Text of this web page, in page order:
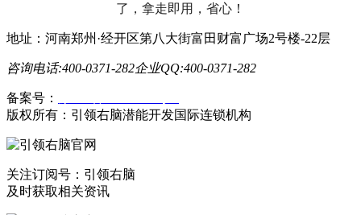
了，拿走即用，省心！
地址：河南郑州·经开区第八大街富田财富广场2号楼-22层
咨询电话:400-0371-282企业QQ:400-0371-282
备案号：
版权所有：引领右脑潜能开发国际连锁机构
关注订阅号：引领右脑
及时获取相关资讯